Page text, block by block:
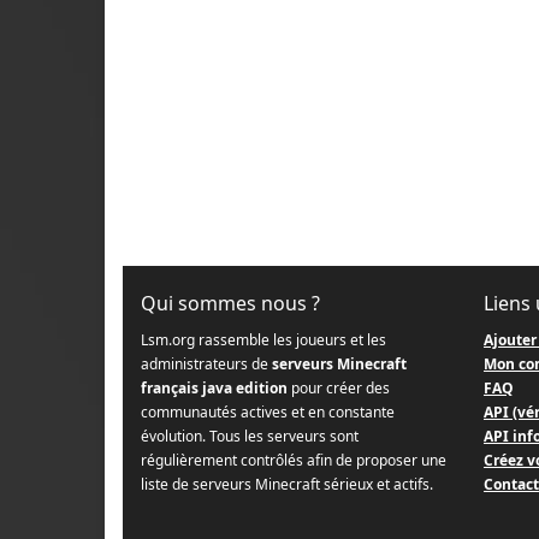
Qui sommes nous ?
Lsm.org rassemble les joueurs et les
administrateurs deserveurs Minecraft
français java edition pour créer des
communautés actives et en constante
évolution. Tous les serveurs sont
régulièrement contrôlés afin de proposer une
liste de serveurs Minecraft sérieux et actifs.
Liens
Mon
FAQ
API
API
Créez
Contact